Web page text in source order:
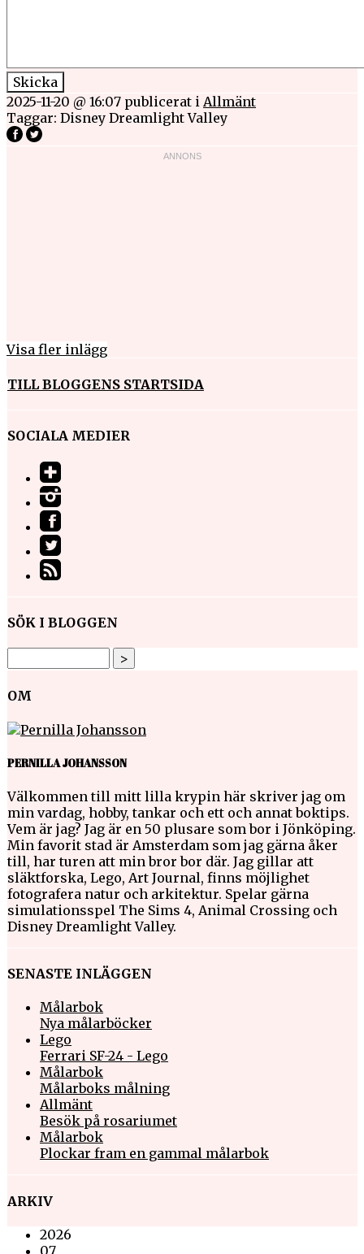
2025-11-20 @ 16:07 publicerat i Allmänt
Taggar: Disney Dreamlight Valley
Visa fler inlägg
TILL BLOGGENS STARTSIDA
SOCIALA MEDIER
SÖK I BLOGGEN
OM
PERNILLA JOHANSSON
Välkommen till mitt lilla krypin här skriver jag om
min vardag, hobby, tankar och ett och annat boktips.
Vem är jag? Jag är en 50 plusare som bor i Jönköping.
Min favorit stad är Amsterdam som jag gärna åker
till, har turen att min bror bor där. Jag gillar att
släktforska, Lego, Art Journal, finns möjlighet
fotografera natur och arkitektur. Spelar gärna
simulationsspel The Sims 4, Animal Crossing och
Disney Dreamlight Valley.
SENASTE INLÄGGEN
Målarbok
Nya målarböcker
Lego
Ferrari SF-24 - Lego
Målarbok
Målarboks målning
Allmänt
Besök på rosariumet
Målarbok
Plockar fram en gammal målarbok
ARKIV
2026
07